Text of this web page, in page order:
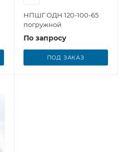
НПШГ ОДН 120-100-65
погружной
По запросу
ПОД ЗАКАЗ